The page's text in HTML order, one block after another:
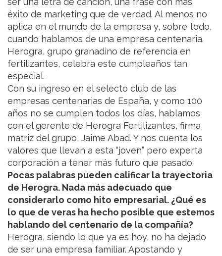
éxito de marketing que de verdad. Al menos no
aplica en el mundo de la empresa y, sobre todo,
cuando hablamos de una empresa centenaria.
Herogra, grupo granadino de referencia en
fertilizantes, celebra este cumpleaños tan
especial.
Con su ingreso en el selecto club de las
empresas centenarias de España, y como 100
años no se cumplen todos los días, hablamos
con el gerente de Herogra Fertilizantes, firma
matriz del grupo, Jaime Abad. Y nos cuenta los
valores que llevan a esta “joven” pero experta
corporación a tener más futuro que pasado.
Pocas palabras pueden calificar la trayectoria
de Herogra. Nada más adecuado que
considerarlo como hito empresarial. ¿Qué es
lo que de veras ha hecho posible que estemos
hablando del centenario de la compañía?
Herogra, siendo lo que ya es hoy, no ha dejado
de ser una empresa familiar. Apostando y